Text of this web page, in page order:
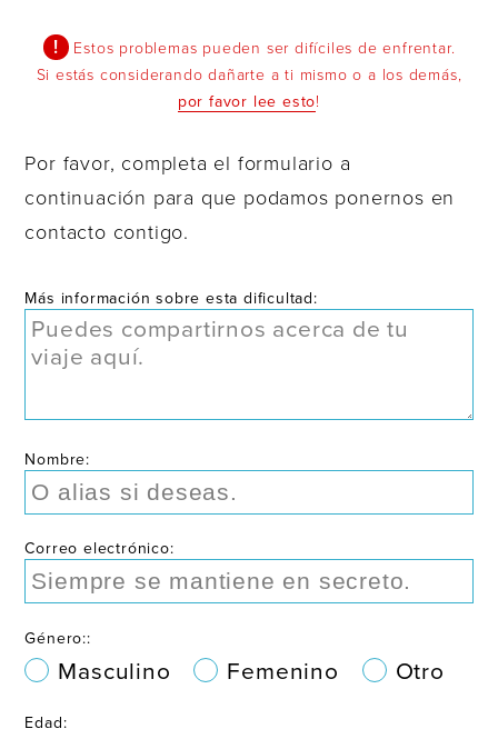
Estos problemas pueden ser difíciles de enfrentar.
Si estás considerando dañarte a ti mismo o a los demás,
por favor lee esto!
Por favor, completa el formulario a
continuación para que podamos ponernos en
contacto contigo.
Más información sobre esta dificultad:
Nombre:
Correo electrónico:
Género::
Masculino Femenino Otro
Edad: